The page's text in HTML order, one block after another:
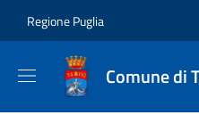
Regione Puglia
Comune di